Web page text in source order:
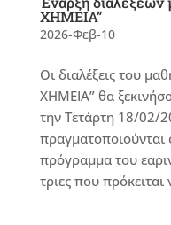
ΧΗΜΕΙΑ”
2026-Φεβ-10
Οι διαλέξεις του
ΧΗΜΕΙΑ” θα
την Τετάρτη 18/02/
πρόγραμμα του
τριες που